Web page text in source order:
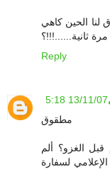
لنا الحين كاهي
مرة ثانية......!!!؟
Reply
مطقوق
الغزو؟ ألم
لسفارة